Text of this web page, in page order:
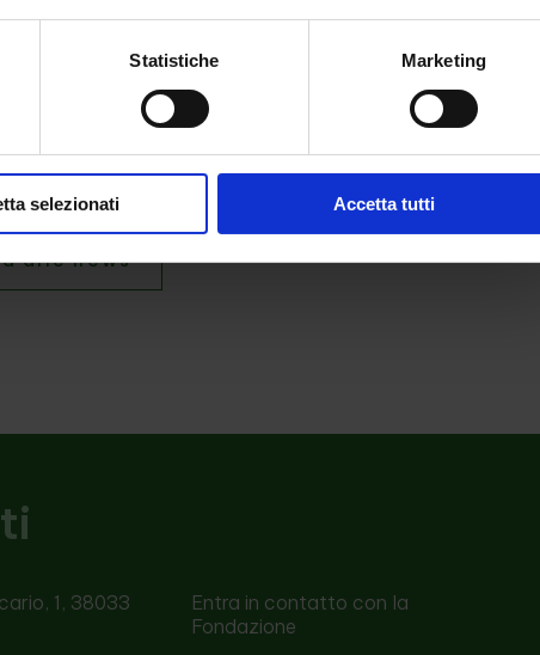
Statistiche Marketing
selezionati Accetta tutti
alle news
1, 38033
Entra in contatto con la
Fondazione